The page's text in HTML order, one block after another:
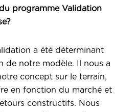
programme Validation
a été déterminant
de notre modèle. Il nous a
concept sur le terrain,
en fonction du marché et
constructifs. Nous